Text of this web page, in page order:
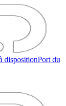
dispositionPort du